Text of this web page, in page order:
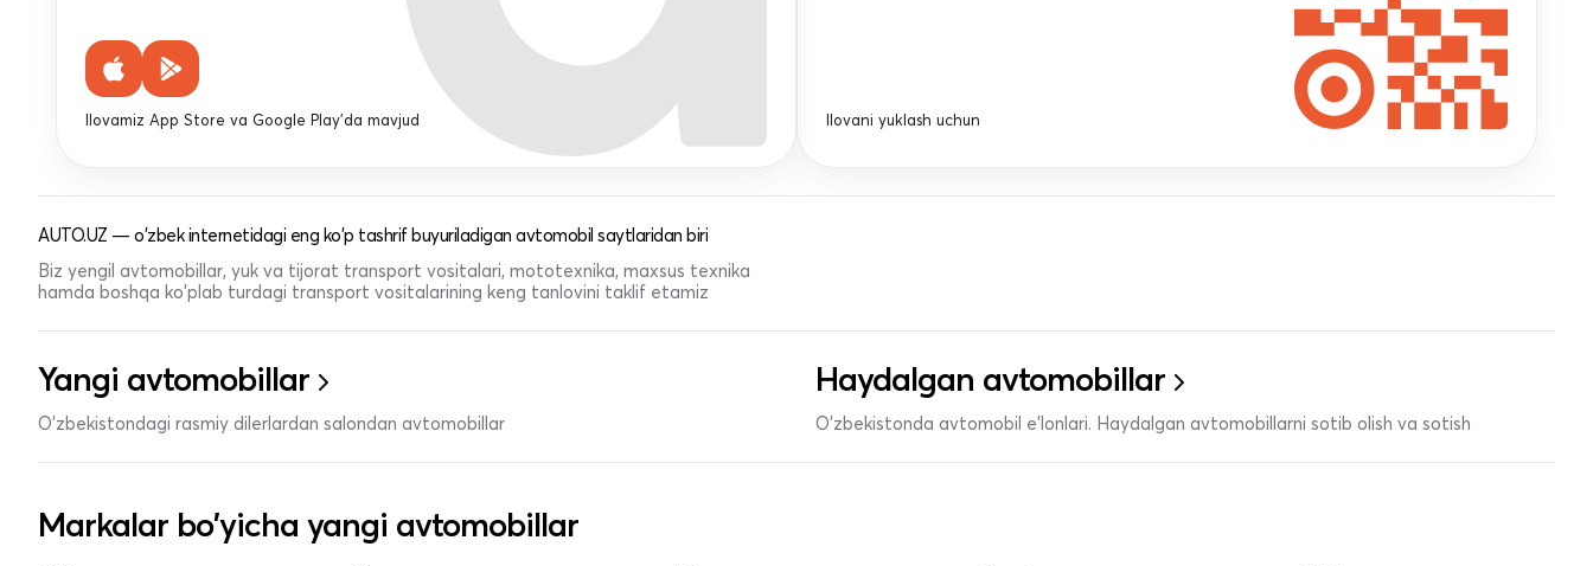
Ilovamiz App Store va Google Play'da mavjud Ilovani yuklash uchun
AUTO.UZ — o'zbek internetidagi eng ko'p tashrif buyuriladigan avtomobil saytlaridan biri
Biz yengil avtomobillar, yuk va tijorat transport vositalari, mototexnika, maxsus texnika
hamda boshqa ko'plab turdagi transport vositalarining keng tanlovini taklif etamiz
Yangi avtomobillar
O'zbekistondagi rasmiy dilerlardan salondan avtomobillar
Haydalgan avtomobillar
O'zbekistonda avtomobil e’lonlari. Haydalgan avtomobillarni sotib olish va sotish
Markalar bo'yicha yangi avtomobillar